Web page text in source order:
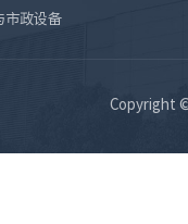
市政设备
Copyright